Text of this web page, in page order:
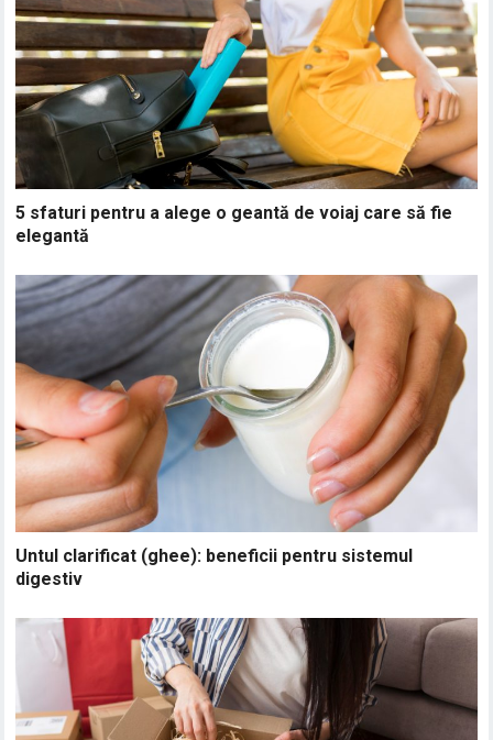
5 sfaturi pentru a alege o geantă de voiaj care să fie
elegantă
Untul clarificat (ghee): beneficii pentru sistemul
digestiv